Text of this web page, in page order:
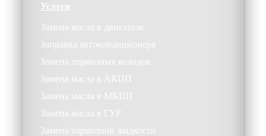
Услуги
Замена масла в двигателе
Заправка автокондиционера
Замена тормозных колодок
Замена масла в АКПП
Замена масла в МКПП
Замена масла в ГУР
Замена тормозной жидкости